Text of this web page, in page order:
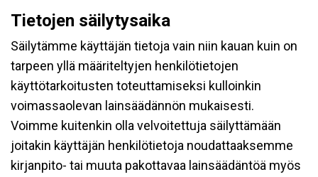
Tietojen säilytysaika
Säilytämme käyttäjän tietoja vain niin kauan kuin on
tarpeen yllä määriteltyjen henkilötietojen
käyttötarkoitusten toteuttamiseksi kulloinkin
voimassaolevan lainsäädännön mukaisesti.
Voimme kuitenkin olla velvoitettuja säilyttämään
joitakin käyttäjän henkilötietoja noudattaaksemme
kirjanpito- tai muuta pakottavaa lainsäädäntöä myös